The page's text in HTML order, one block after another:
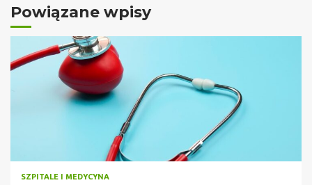
Powiązane wpisy
SZPITALE I MEDYCYNA